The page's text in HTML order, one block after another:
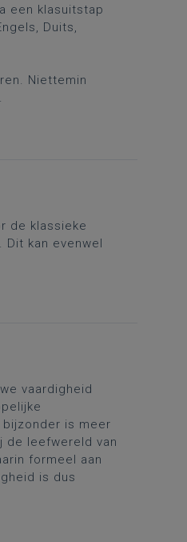
een klasuitstap
Duits,
Niettemin
de klassieke
kan evenwel
vaardigheid
is meer
de leefwereld van
formeel aan
is dus